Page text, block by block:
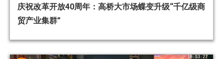
庆祝改革开放40周年：高桥大市场蝶变升级“千亿级商
贸产业集群”